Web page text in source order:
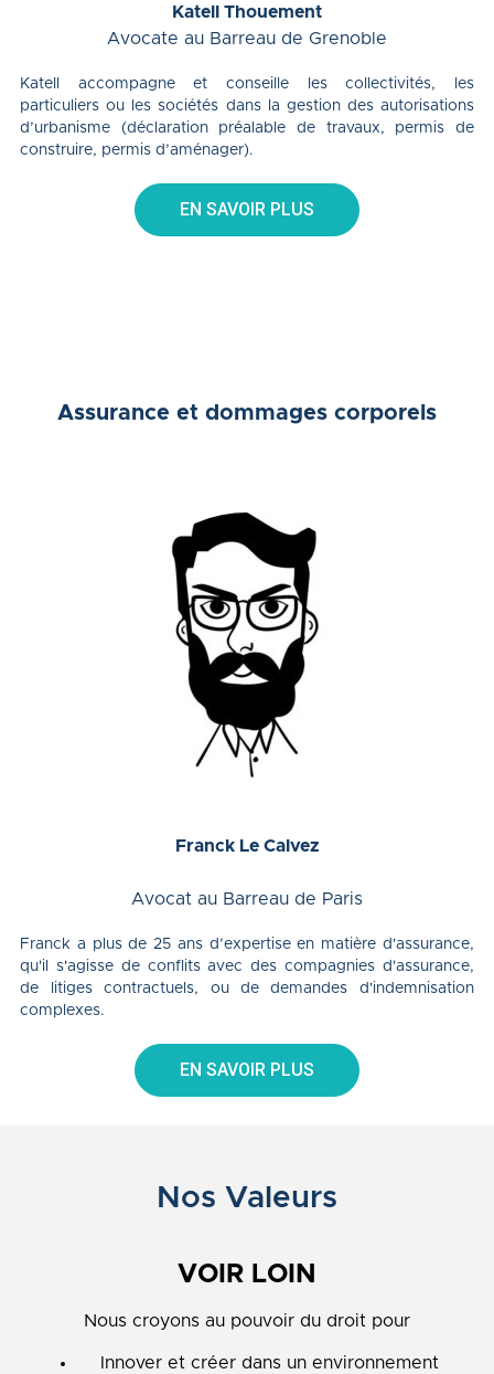
Katell Thouement
Avocate au Barreau de Grenoble
Katell accompagne et conseille les collectivités, les
particuliers ou les sociétés dans la gestion des autorisations
d’urbanisme (déclaration préalable de travaux, permis de
construire, permis d’aménager).
EN SAVOIR PLUS
Assurance et dommages corporels
Franck Le Calvez
Avocat au Barreau de Paris
Franck a plus de 25 ans d’expertise en matière d'assurance,
qu'il s'agisse de conflits avec des compagnies d'assurance,
de litiges contractuels, ou de demandes d'indemnisation
complexes.
EN SAVOIR PLUS
Nos Valeurs
VOIR LOIN
Nous croyons au pouvoir du droit pour
nnover et créer dans un environnement